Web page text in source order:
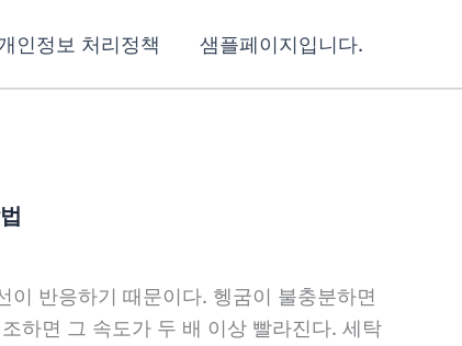
인정보 처리정책 샘플페이지입니다.
반응하기 때문이다. 헹굼이 불충분하면
하면 그 속도가 두 배 이상 빨라진다. 세탁